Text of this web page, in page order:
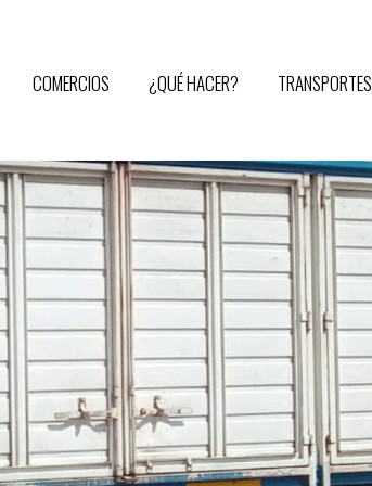
COMERCIOS ¿QUÉ HACER? TRANSPORTES